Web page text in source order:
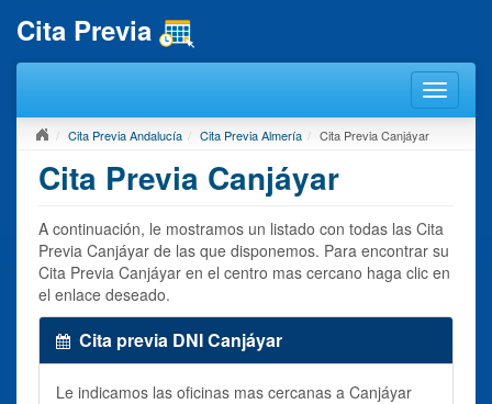
Cita Previa
Cita Previa Andalucía Cita Previa Almería Cita Previa Canjáyar
Cita Previa Canjáyar
A continuación, le mostramos un listado con todas las Cita
Previa Canjáyar de las que disponemos. Para encontrar su
Cita Previa Canjáyar en el centro mas cercano haga clic en
el enlace deseado.
Cita previa DNI Canjáyar
Le indicamos las oficinas mas cercanas a Canjáyar